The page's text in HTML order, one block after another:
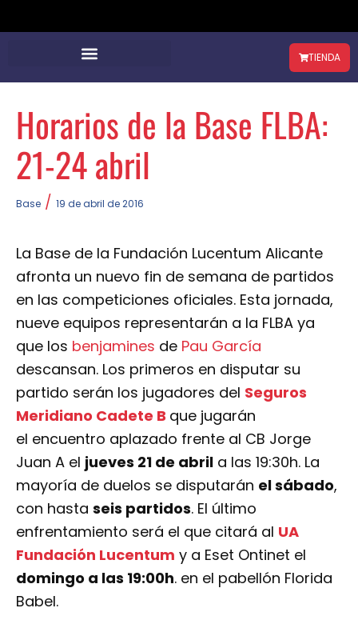
TIENDA
Horarios de la Base FLBA:
21-24 abril
Base / 19 de abril de 2016
La Base de la Fundación Lucentum Alicante
afronta un nuevo fin de semana de partidos
en las competiciones oficiales. Esta jornada,
nueve equipos representarán a la FLBA ya
que los benjamines de Pau García
descansan. Los primeros en disputar su
partido serán los jugadores del Seguros
Meridiano Cadete B que jugarán
el encuentro aplazado frente al CB Jorge
Juan A el jueves 21 de abril a las 19:30h. La
mayoría de duelos se disputarán el sábado,
con hasta seis partidos. El último
enfrentamiento será el que citará al UA
Fundación Lucentum y a Eset Ontinet el
domingo a las 19:00h. en el pabellón Florida
Babel.